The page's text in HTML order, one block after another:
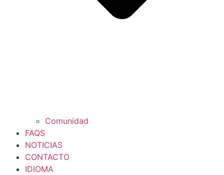
Comunidad
FAQS
NOTICIAS
CONTACTO
IDIOMA